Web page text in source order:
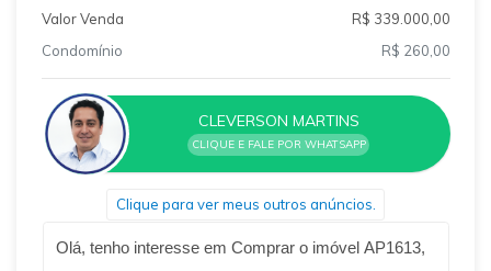
Valor Venda
R$ 339.000,00
Condomínio
R$ 260,00
CLEVERSON MARTINS
CLIQUE E FALE POR WHATSAPP
Clique para ver meus outros anúncios.